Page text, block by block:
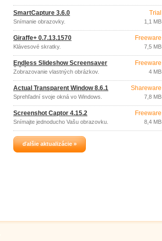
SmartCapture 3.6.0
Snímanie obrazovky.
Trial
1,1 MB
Giraffe+ 0.7.13.1570
Klávesové skratky.
Freeware
7,5 MB
Endless Slideshow Screensaver
1.8.1
Zobrazovanie vlastných obrázkov.
Freeware
4 MB
Actual Transparent Window 8.6.1
Sprehľadní svoje okná vo Windows.
Shareware
7,8 MB
Screenshot Captor 4.15.2
Snímajte jednoducho Vašu obrazovku.
Freeware
8,4 MB
ďalšie aktualizácie »